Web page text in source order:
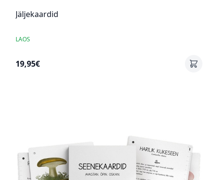
Jäljekaardid
LAOS
19,95€